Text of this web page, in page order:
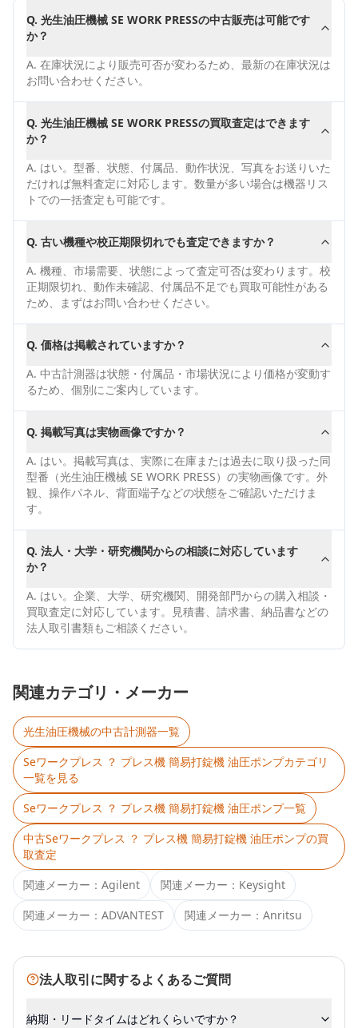
Q. 光生油圧機械 SE WORK PRESSの中古販売は可能です
か？
A. 在庫状況により販売可否が変わるため、最新の在庫状況は
お問い合わせください。
Q. 光生油圧機械 SE WORK PRESSの買取査定はできます
か？
A. はい。型番、状態、付属品、動作状況、写真をお送りいた
だければ無料査定に対応します。数量が多い場合は機器リス
トでの一括査定も可能です。
Q. 古い機種や校正期限切れでも査定できますか？
A. 機種、市場需要、状態によって査定可否は変わります。校
正期限切れ、動作未確認、付属品不足でも買取可能性がある
ため、まずはお問い合わせください。
Q. 価格は掲載されていますか？
A. 中古計測器は状態・付属品・市場状況により価格が変動す
るため、個別にご案内しています。
Q. 掲載写真は実物画像ですか？
A. はい。掲載写真は、実際に在庫または過去に取り扱った同
型番（光生油圧機械 SE WORK PRESS）の実物画像です。外
観、操作パネル、背面端子などの状態をご確認いただけま
す。
Q. 法人・大学・研究機関からの相談に対応しています
か？
A. はい。企業、大学、研究機関、開発部門からの購入相談・
買取査定に対応しています。見積書、請求書、納品書などの
法人取引書類もご相談ください。
関連カテゴリ・メーカー
光生油圧機械の中古計測器一覧
Seワークプレス ？ プレス機 簡易打錠機 油圧ポンプカテゴリ
一覧を見る
Seワークプレス ？ プレス機 簡易打錠機 油圧ポンプ一覧
中古Seワークプレス ？ プレス機 簡易打錠機 油圧ポンプの買
取査定
関連メーカー： Agilent 関連メーカー： Keysight
関連メーカー： ADVANTEST 関連メーカー： Anritsu
法人取引に関するよくあるご質問
納期・リードタイムはどれくらいですか？